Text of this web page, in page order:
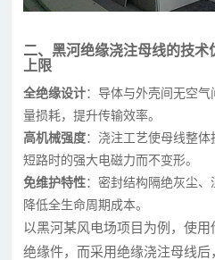
二、黑河绝缘浇注母线的技
上限
全绝缘设计：导体与外壳间无空
量损耗，提升传输效率。
高机械强度：浇注工艺使母线整
短路时的强大电磁力而不变形。
免维护特性：密封结构隔绝灰尘、
降低全生命周期成本。
以黑河某风电场项目为例，使
绝缘件，而采用绝缘浇注母线